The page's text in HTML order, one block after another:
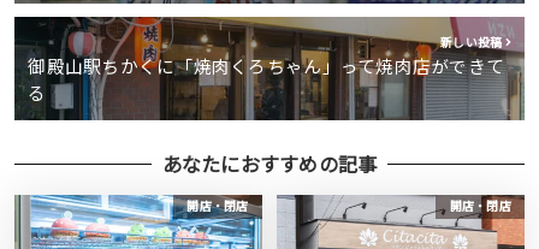
新しい投稿
御殿山駅ちかくに「焼肉くろちゃん」って焼肉店ができて
る
あなたにおすすめの記事
開店・閉店 開店・閉店